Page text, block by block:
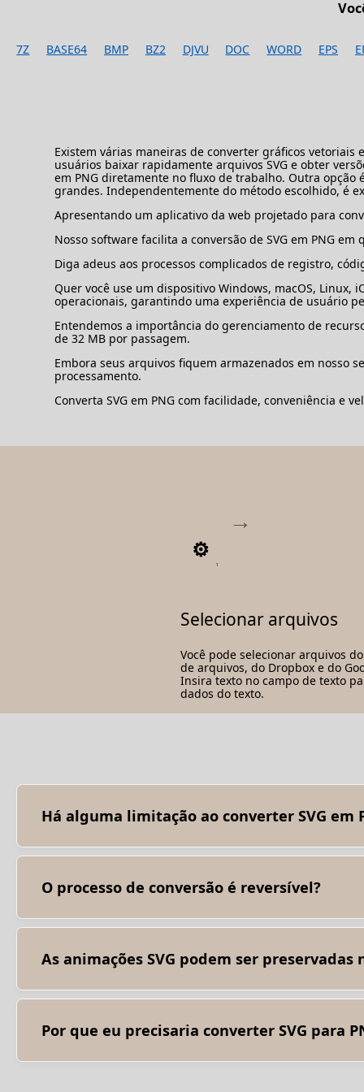
7Z BASE64 BMP BZ2 DJVU DOC WORD EPS
Existem várias maneiras de converter gráficos vetoriais
usuários baixar rapidamente arquivos SVG e obter
em PNG diretamente no fluxo de trabalho. Outra
grandes. Independentemente do método escolhido, é
Apresentando um aplicativo da web projetado para
Nosso software facilita a conversão de SVG em PNG
Diga adeus aos processos complicados de registro,
Quer você use um dispositivo Windows, macOS,
operacionais, garantindo uma experiência de usuário
Entendemos a importância do gerenciamento de
de 32 MB por passagem.
Embora seus arquivos fiquem armazenados em nosso
processamento.
Converta SVG em PNG com facilidade, conveniência e
1
Selecionar arquivos
Você pode selecionar arquivos
de arquivos, do Dropbox e do
Insira texto no campo de texto
dados do texto.
Há alguma limitação ao converter SVG em
rasterizada, perdendo a escalabilidade e a capacidade
O processo de conversão é reversível?
manualmente os gráficos vetoriais no formato SVG, se
As animações SVG podem ser preservadas
necessário considerar métodos alternativos para exibir
Por que eu precisaria converter SVG para
conversão para PNG para fins de compatibilidade.